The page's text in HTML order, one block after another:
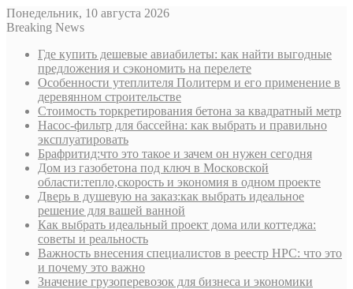
Понедельник, 10 августа 2026
Breaking News
Где купить дешевые авиабилеты: как найти выгодные
предложения и сэкономить на перелете
Особенности утеплителя Политерм и его применение в
деревянном строительстве
Стоимость торкретирования бетона за квадратный метр
Насос-фильтр для бассейна: как выбрать и правильно
эксплуатировать
Брафритид:что это такое и зачем он нужен сегодня
Дом из газобетона под ключ в Московской
области:тепло,скорость и экономия в одном проекте
Дверь в душевую на заказ:как выбрать идеальное
решение для вашей ванной
Как выбрать идеальный проект дома или коттеджа:
советы и реальность
Важность внесения специалистов в реестр НРС: что это
и почему это важно
Значение грузоперевозок для бизнеса и экономики